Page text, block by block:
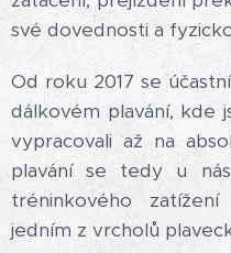
své dovednosti a
Od roku 2017 se
dálkovém plavání, kde
vypracovali až na
plavání se tedy u
tréninkového
jedním z vrcholů